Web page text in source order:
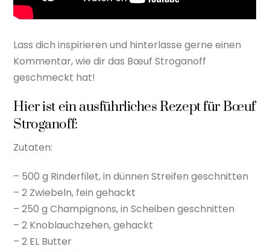
Lass dich inspirieren und hinterlasse gerne einen
Kommentar, wie dir das Bœuf Stroganoff
geschmeckt hat!
Hier ist ein ausführliches Rezept für Bœuf
Stroganoff:
Zutaten:
– 500 g Rinderfilet, in dünnen Streifen geschnitten
– 2 Zwiebeln, fein gehackt
– 250 g Champignons, in Scheiben geschnitten
– 2 Knoblauchzehen, gehackt
– 2 EL Butter